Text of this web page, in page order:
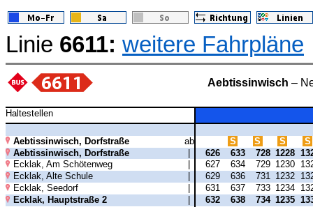
Linie 6611: weitere Fahrpläne
Aebtissinwisch –
Haltestellen
Aebtissinwisch, Dorfstraße ab S S S
S
Aebtissinwisch, Dorfstraße
| 626 633 728 1228
Ecklak, Am Schötenweg
627 634 729 1230
Ecklak, Alte Schule
629 636 731 1232
Ecklak, Seedorf
631 637 733 1234
Ecklak, Hauptstraße 2
632 638 734 1235